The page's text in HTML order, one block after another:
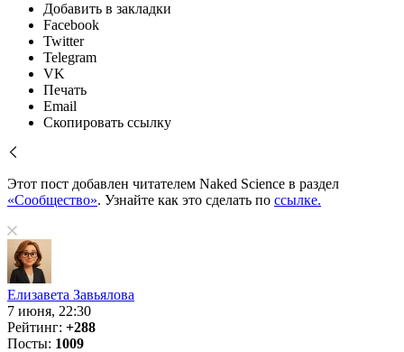
Добавить в закладки
Facebook
Twitter
Telegram
VK
Печать
Email
Скопировать ссылку
Этот пост добавлен читателем Naked Science в раздел
«Сообщество». Узнайте как это сделать по ссылке.
Елизавета Завьялова
7 июня, 22:30
Рейтинг: +288
Посты: 1009